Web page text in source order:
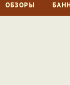
ОБЗОРЫ